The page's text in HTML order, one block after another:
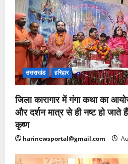
उत्तराखंड हरिद्वार
जिला कारागार में गंगा कथा का
और दर्शन मात्र से ही नष्ट हो
कृष्ण
harinewsportal@gmail.com